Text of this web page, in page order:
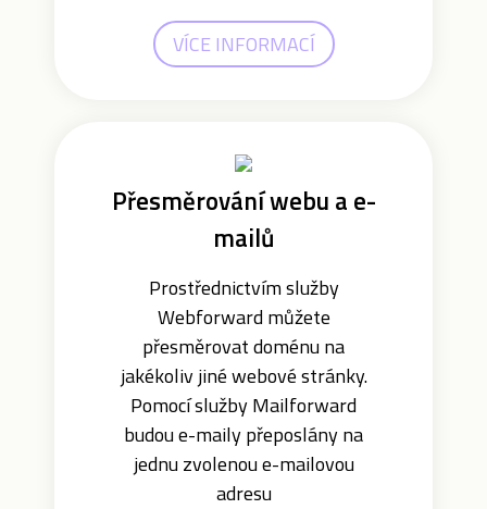
VÍCE INFORMACÍ
Přesměrování webu a e-
mailů
Prostřednictvím služby
Webforward můžete
přesměrovat doménu na
jakékoliv jiné webové stránky.
Pomocí služby Mailforward
budou e-maily přeposlány na
jednu zvolenou e-mailovou
adresu